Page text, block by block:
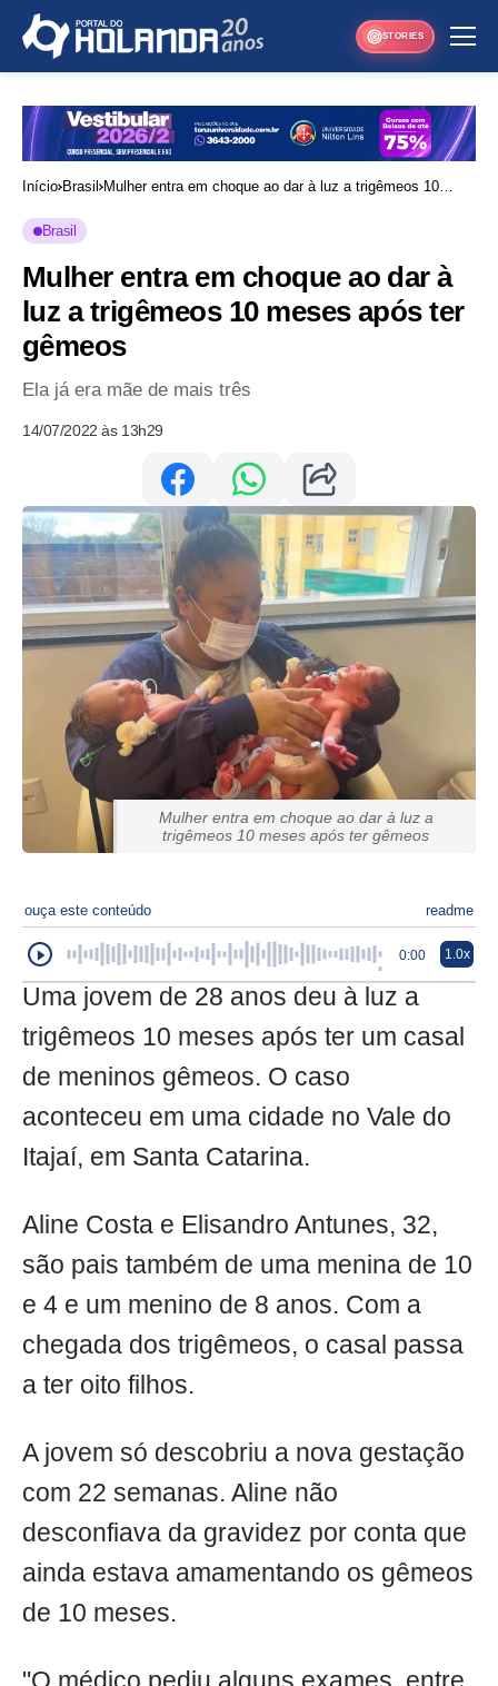
STORIES
Início Brasil
Mulher entra em choque ao dar à luz a trigêmeos 10
Brasil
Mulher entra em choque ao dar à
luz a trigêmeos 10 meses após ter
gêmeos
Ela já era mãe de mais três
14/07/2022 às 13h29
Mulher entra em choque ao dar à luz a
trigêmeos 10 meses após ter gêmeos
ouça este conteúdo readme
0:00 1.0x
Uma jovem de 28 anos deu à luz a
trigêmeos 10 meses após ter um casal
de meninos gêmeos. O caso
aconteceu em uma cidade no Vale do
Itajaí, em Santa Catarina.
Aline Costa e Elisandro Antunes, 32,
são pais também de uma menina de 10
e 4 e um menino de 8 anos. Com a
chegada dos trigêmeos, o casal passa
a ter oito filhos.
A jovem só descobriu a nova gestação
com 22 semanas. Aline não
desconfiava da gravidez por conta que
ainda estava amamentando os gêmeos
de 10 meses.